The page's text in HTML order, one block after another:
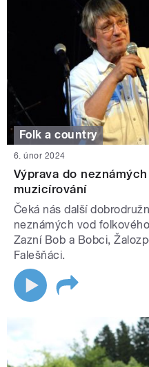
Folk a country
6. únor 2024
Výprava do
muzicírování
Čeká nás další
neznámých vod
Zazní Bob a Bobci,
Falešňáci.